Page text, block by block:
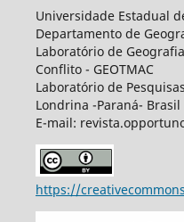
Universidade Estadual
Departamento de
Laboratório de
Conflito - GEOTMAC
Laboratório de
Londrina -Paraná- Brasil
E-mail:
https://